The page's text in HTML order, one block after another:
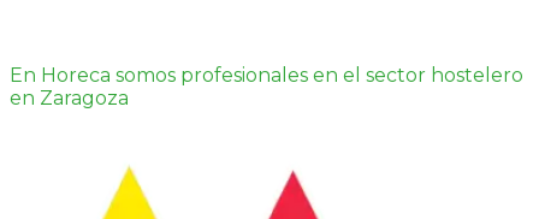
En Horeca somos profesionales en el sector hostelero
en Zaragoza